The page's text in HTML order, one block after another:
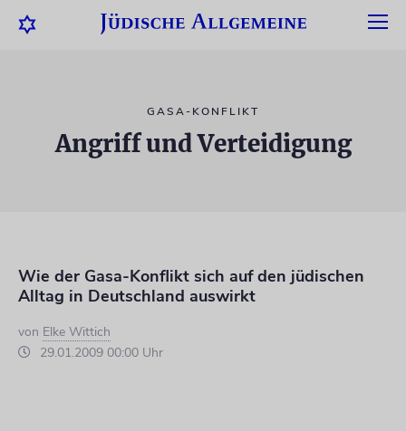
GASA-KONFLIKT
Angriff und Verteidigung
Wie der Gasa-Konflikt sich auf den jüdischen
Alltag in Deutschland auswirkt
von Elke Wittich
29.01.2009 00:00 Uhr